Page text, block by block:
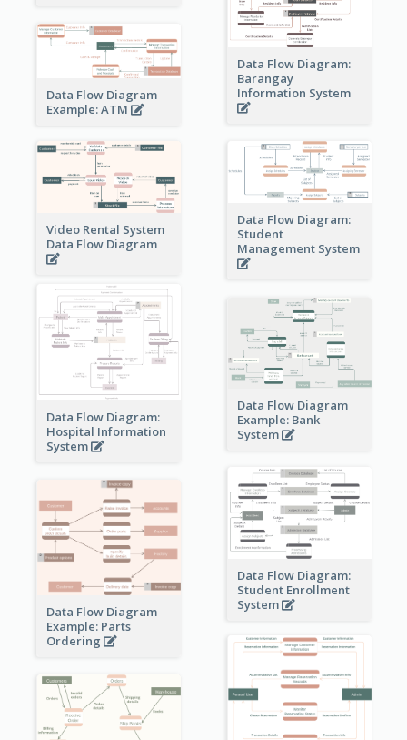
Data Flow Diagram:
Barangay
Information System
Data Flow Diagram
Example: ATM
Video Rental System
Data Flow Diagram
Data Flow Diagram:
Student
Management System
Data Flow Diagram:
Hospital Information
System
Data Flow Diagram
Example: Bank
System
Data Flow Diagram:
Student Enrollment
System
Data Flow Diagram
Example: Parts
Ordering